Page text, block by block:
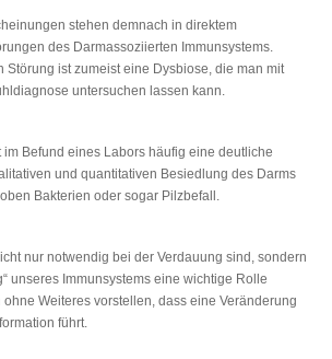
stehen demnach in direktem
des Darmassoziierten Immunsystems.
Störung ist zumeist eine Dysbiose, die man mit
untersuchen lassen kann.
Befund eines Labors häufig eine deutliche
und quantitativen Besiedlung des Darms
Bakterien oder sogar Pilzbefall.
nur notwendig bei der Verdauung sind, sondern
unseres Immunsystems eine wichtige Rolle
Weiteres vorstellen, dass eine Veränderung
führt.